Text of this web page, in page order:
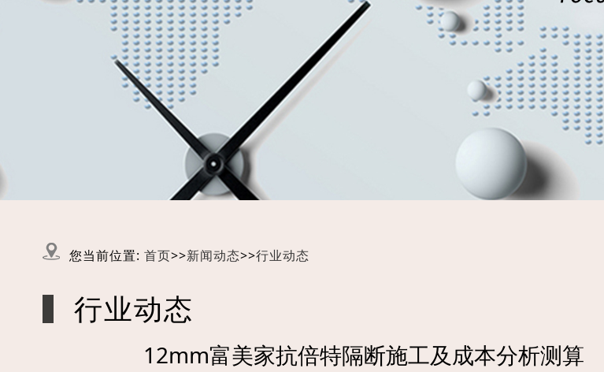
您当前位置: 首页>>新闻动态>>行业动态
行业动态
12mm富美家抗倍特隔断施工及成本分析测算